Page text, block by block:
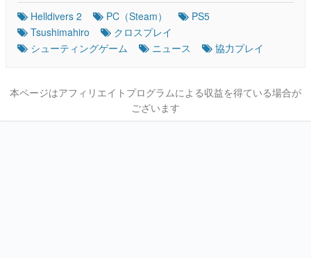
Helldivers 2 PC（Steam）
PS5
Tsushimahiro
クロスプレイ
シューティングゲーム
ニュース 協力プレイ
本ページはアフィリエイトプログラムによる収益を得ている場合が
ございます